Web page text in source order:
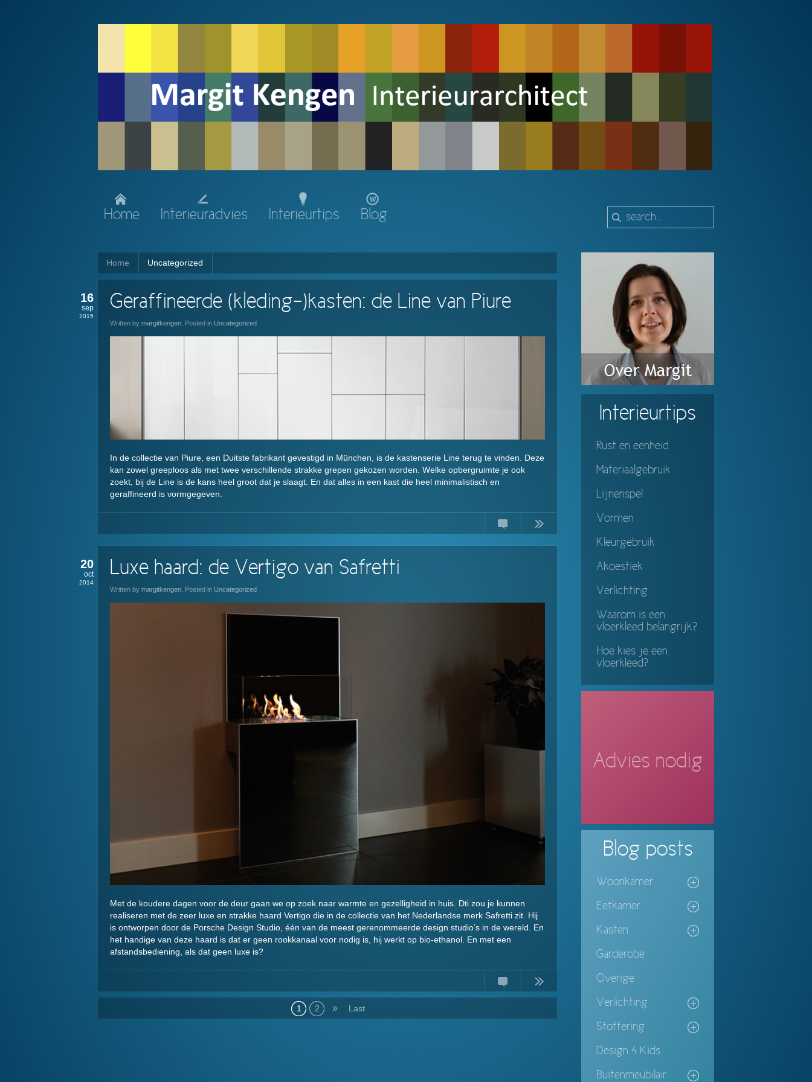
Home Interieuradvies Interieurtips Blog
Home Uncategorized
16
sep
2015
Geraffineerde (kleding-)kasten: de Line van Piure
Written by margitkengen . Posted in Uncategorized
In de collectie van Piure, een Duitste fabrikant gevestigd in München, is de kastenserie Line terug te vinden. Deze
kan zowel greeploos als met twee verschillende strakke grepen gekozen worden. Welke opbergruimte je ook
zoekt, bij de Line is de kans heel groot dat je slaagt. En dat alles in een kast die heel minimalistisch en
geraffineerd is vormgegeven.
Continue
Reading
Comments
20
oct
2014
Luxe haard: de Vertigo van Safretti
Written by margitkengen . Posted in Uncategorized
Met de koudere dagen voor de deur gaan we op zoek naar warmte en gezelligheid in huis. Dti zou je kunnen
realiseren met de zeer luxe en strakke haard Vertigo die in de collectie van het Nederlandse merk Safretti zit. Hij
is ontworpen door de Porsche Design Studio, één van de meest gerenommeerde design studio’s in de wereld. En
het handige van deze haard is dat er geen rookkanaal voor nodig is, hij werkt op bio-ethanol. En met een
afstandsbediening, als dat geen luxe is?
Continue
1 2 » Last
Interieurtips
Rust en eenheid
Materiaalgebruik
Lijnenspel
Vormen
Kleurgebruik
Akoestiek
Verlichting
Waarom is een
vloerkleed belangrijk?
Hoe kies je een
vloerkleed?
Advies nodig
Blog posts
Woonkamer
Eetkamer
Kasten
Garderobe
Overige
Verlichting
Stoffering
Design 4 Kids
Buitenmeubilair